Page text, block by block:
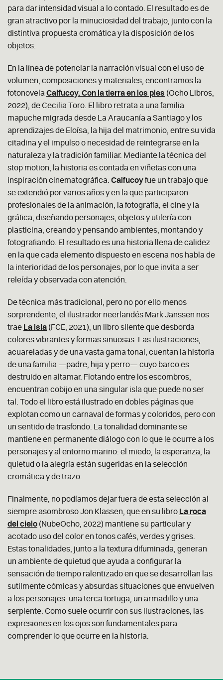
para dar intensidad visual a lo contado. El resultado es de
gran atractivo por la minuciosidad del trabajo, junto con la
distintiva propuesta cromática y la disposición de los
objetos.
En la línea de potenciar la narración visual con el uso de
volumen, composiciones y materiales, encontramos la
fotonovela Calfucoy. Con la tierra en los pies (Ocho Libros,
2022), de Cecilia Toro. El libro retrata a una familia
mapuche migrada desde La Araucanía a Santiago y los
aprendizajes de Eloísa, la hija del matrimonio, entre su vida
citadina y el impulso o necesidad de reintegrarse en la
naturaleza y la tradición familiar. Mediante la técnica del
stop motion, la historia es contada en viñetas con una
inspiración cinematográfica. Calfucoyfue un trabajo que
se extendió por varios años y en la que participaron
profesionales de la animación, la fotografía, el cine y la
gráfica, diseñando personajes, objetos y utilería con
plasticina, creando y pensando ambientes, montando y
fotografiando. El resultado es una historia llena de calidez
en la que cada elemento dispuesto en escena nos habla de
la interioridad de los personajes, por lo que invita a ser
releída y observada con atención.
De técnica más tradicional, pero no por ello menos
sorprendente, el ilustrador neerlandés Mark Janssen nos
trae La isla (FCE, 2021), un libro silente que desborda
colores vibrantes y formas sinuosas. Las ilustraciones,
acuareladas y de una vasta gama tonal, cuentan la historia
de una familia —padre, hija y perro— cuyo barco es
destruido en altamar. Flotando entre los escombros,
encuentran cobijo en una singular isla que puede no ser
tal. Todo el libro está ilustrado en dobles páginas que
explotan como un carnaval de formas y coloridos, pero con
un sentido de trasfondo. La tonalidad dominante se
mantiene en permanente diálogo con lo que le ocurre a los
personajes y al entorno marino: el miedo, la esperanza, la
quietud o la alegría están sugeridas en la selección
cromática y de trazo.
Finalmente, no podíamos dejar fuera de esta selección al
siempre asombroso Jon Klassen, que en su libro La roca
del cielo (NubeOcho, 2022) mantiene su particular y
acotado uso del color en tonos cafés, verdes y grises.
Estas tonalidades, junto a la textura difuminada, generan
un ambiente de quietud que ayuda a configurar la
sensación de tiempo ralentizado en que se desarrollan las
sutilmente cómicas y absurdas situaciones que envuelven
a los personajes: una terca tortuga, un armadillo y una
serpiente. Como suele ocurrir con sus ilustraciones, las
expresiones en los ojos son fundamentales para
comprender lo que ocurre en la historia.